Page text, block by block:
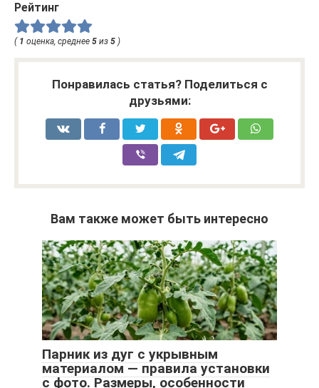
Рейтинг
( 1 оценка, среднее 5 из 5 )
Понравилась статья? Поделиться с
друзьями:
Вам также может быть интересно
Парник из дуг с укрывным
материалом — правила установки
с фото. Размеры, особенности